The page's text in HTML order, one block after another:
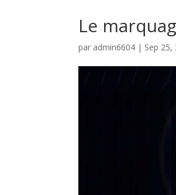
Le
par admin6604 | Sep 25,